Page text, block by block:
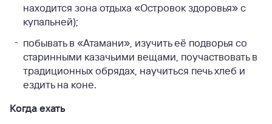
находится зона отдыха «Островок здоровья» с
купальней);
побывать в «Атамани», изучить её подворья со
старинными казачьими вещами, поучаствовать в
традиционных обрядах, научиться печь хлеб и
ездить на коне.
Когда ехать